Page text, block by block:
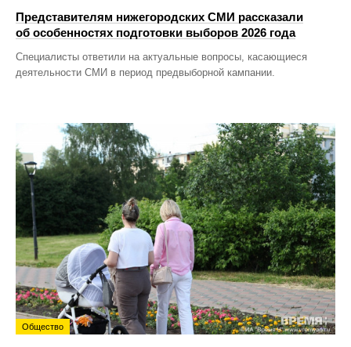
Представителям нижегородских СМИ рассказали
об особенностях подготовки выборов 2026 года
Специалисты ответили на актуальные вопросы, касающиеся
деятельности СМИ в период предвыборной кампании.
Общество